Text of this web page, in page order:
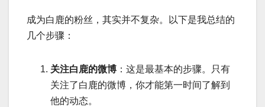
成为白鹿的粉丝，其实并不复杂。以下是我总结的
几个步骤：
关注白鹿的微博 ：这是最基本的步骤。只有
关注了白鹿的微博，你才能第一时间了解到
他的动态。